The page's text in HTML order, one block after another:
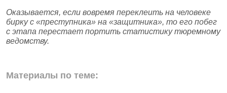
Оказывается, если вовремя переклеить на человеке
бирку с «преступника» на «защитника», то его побег
с этапа перестает портить статистику тюремному
ведомству.
Материалы по теме: